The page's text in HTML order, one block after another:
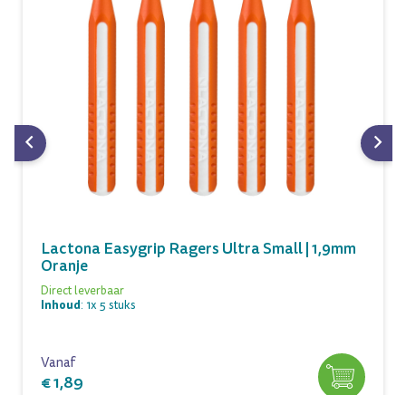
Lactona Easygrip Ragers Ultra Small | 1,9mm
Oranje
Direct leverbaar
Inhoud: 1x 5 stuks
Vanaf
€ 1,89